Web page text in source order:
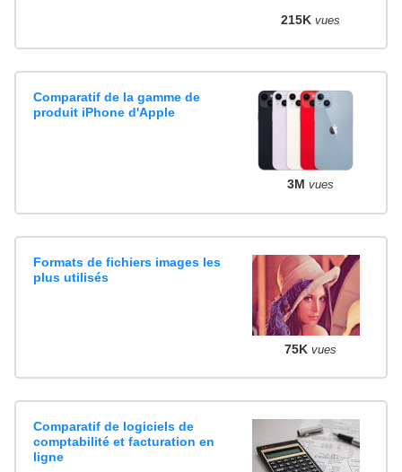
215K vues
Comparatif de la gamme de
produit iPhone d'Apple
3M vues
Formats de fichiers images les
plus utilisés
75K vues
Comparatif de logiciels de
comptabilité et facturation en
ligne